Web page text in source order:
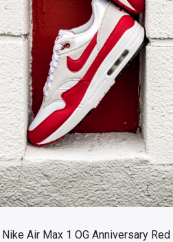
Nike Air Max 1 OG Anniversary Red